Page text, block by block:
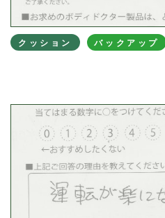
クッション バックアップ